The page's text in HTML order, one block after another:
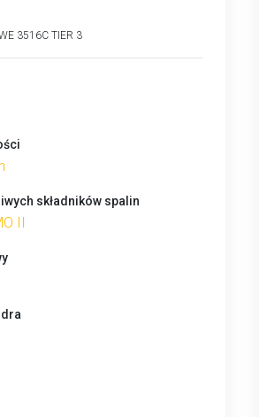
3516C TIER 3
składników spalin
II